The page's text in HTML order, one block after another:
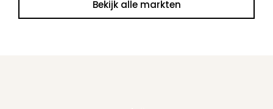
Bekijk alle markten